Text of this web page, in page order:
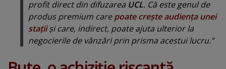
profit direct din difuzarea UCL. Că este genul de
produs premium carepoate creşte audienţa unei
staţiişi care, indirect, poate ajuta ulterior la
negocierile de vânzări prin prisma acestui lucru.”